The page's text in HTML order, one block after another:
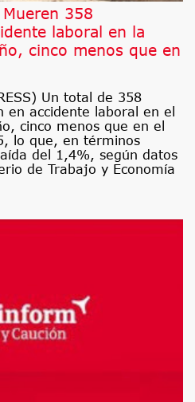
358
laboral en la
cinco menos que en
Un total de 358
accidente laboral en el
cinco menos que en el
lo que, en términos
del 1,4%, según datos
de Trabajo y Economía